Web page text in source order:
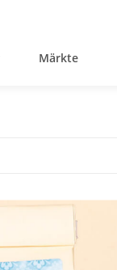
Märkte